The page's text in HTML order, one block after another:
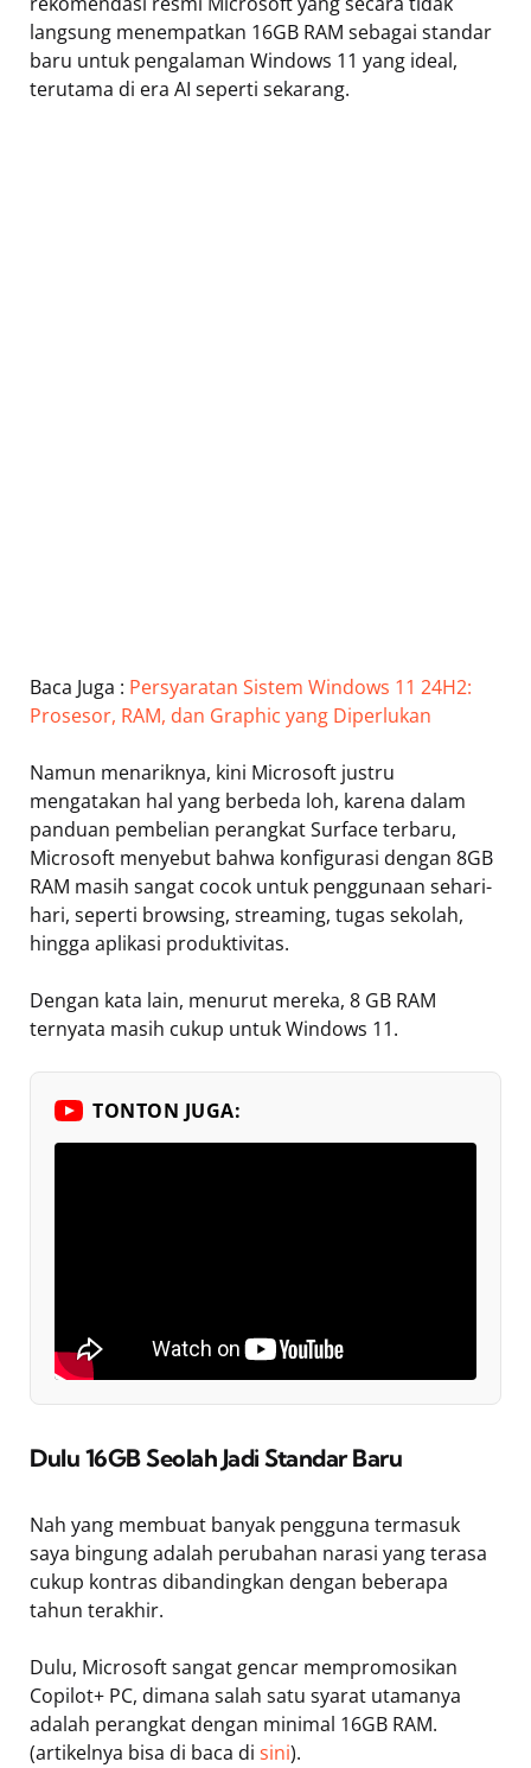
langsung menempatkan 16GB RAM sebagai standar
baru untuk pengalaman Windows 11 yang ideal,
terutama di era AI seperti sekarang.
Baca Juga : Persyaratan Sistem Windows 11 24H2:
Prosesor, RAM, dan Graphic yang Diperlukan
Namun menariknya, kini Microsoft justru
mengatakan hal yang berbeda loh, karena dalam
panduan pembelian perangkat Surface terbaru,
Microsoft menyebut bahwa konfigurasi dengan 8GB
RAM masih sangat cocok untuk penggunaan sehari-
hari, seperti browsing, streaming, tugas sekolah,
hingga aplikasi produktivitas.
Dengan kata lain, menurut mereka, 8 GB RAM
ternyata masih cukup untuk Windows 11.
TONTON JUGA:
Dulu 16GB Seolah Jadi Standar Baru
Nah yang membuat banyak pengguna termasuk
saya bingung adalah perubahan narasi yang terasa
cukup kontras dibandingkan dengan beberapa
tahun terakhir.
Dulu, Microsoft sangat gencar mempromosikan
Copilot+ PC, dimana salah satu syarat utamanya
adalah perangkat dengan minimal 16GB RAM.
(artikelnya bisa di baca di sini).